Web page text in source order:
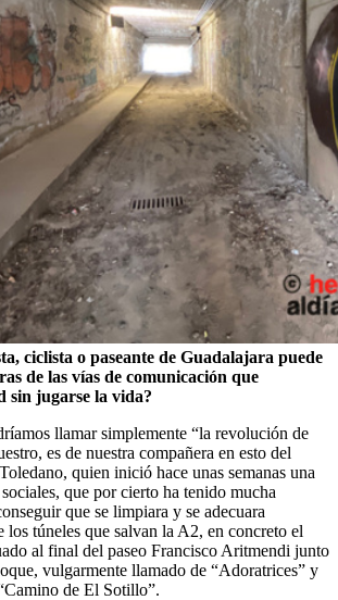
ciclista o paseante de Guadalajara puede
de las vías de comunicación que
sin jugarse la vida?
llamar simplemente “la revolución de
es de nuestra compañera en esto del
quien inició hace unas semanas una
que por cierto ha tenido mucha
que se limpiara y se adecuara
los túneles que salvan la A2, en concreto el
al final del paseo Francisco Aritmendi junto
vulgarmente llamado de “Adoratrices” y
de El Sotillo”.